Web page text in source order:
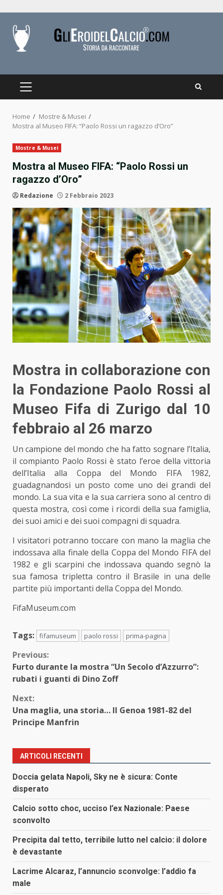
content
PRIMARY
Home
Mostre & Musei
Mostra al Museo FIFA: “Paolo Rossi un ragazzo d’Oro”
Mostre & Musei
Mostra al Museo FIFA: “Paolo Rossi un
ragazzo d’Oro”
Redazione 2 Febbraio 2023
Mostra in collaborazione con
la Fondazione Paolo Rossi al
Museo Fifa di Zurigo dal 10
febbraio al 26 marzo
Un campione del mondo che ha fatto sognare l’Italia,
il compianto Paolo Rossi è stato l’eroe della vittoria
dell’Italia alla Coppa del Mondo FIFA 1982,
guadagnandosi un posto come uno dei grandi del
mondo. La sua vita e la sua carriera sono al centro di
questa mostra, così come i ricordi della sua famiglia,
dei suoi amici e dei suoi compagni di squadra.
I visitatori potranno toccare con mano la maglia che
indossava alla finale della Coppa del Mondo FIFA del
1982 e gli scarpini che indossava quando segnò la
sua famosa tripletta contro il Brasile in una delle
partite più importanti della Coppa del Mondo.
FifaMuseum.com
Tags: fifamuseum paolo rossi prima-pagina
Continue
Reading
Previous:
Furto durante la mostra “Un Secolo d’Azzurro”:
rubati i guanti di Dino Zoff
Next:
Una maglia, una storia… Il Genoa 1981-82 del
Principe Manfrin
ARTICOLI RECENTI
Doccia gelata Napoli, Sky ne è sicura: Conte
disperato
Calcio sotto choc, ucciso l’ex Nazionale: Paese
sconvolto
Precipita dal tetto, terribile lutto nel calcio: il dolore
è devastante
Lacrime Alcaraz, l’annuncio sconvolge: l’addio fa
male